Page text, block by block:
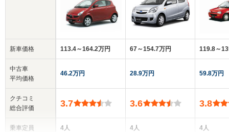
新車価格
中古車
平均価格
クチコミ
総合評価
乗車定員
113.4～164.2万円
46.2万円
3.7
4人
67～154.7万円
28.9万円
3.6
4人
119.8～
59.8万円
3.8
4人